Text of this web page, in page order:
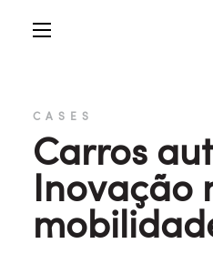
CASES
Carros
Inovação